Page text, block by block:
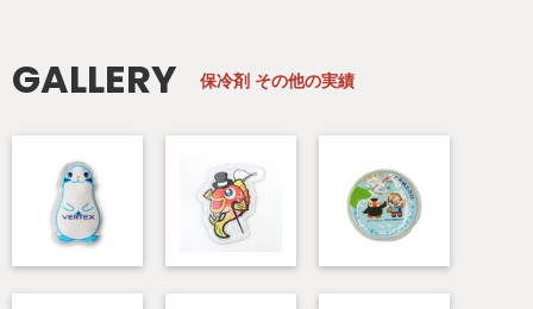
GALLERY 保冷剤 その他の実績